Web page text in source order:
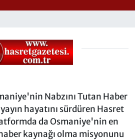
Nabzını Tutan Haber
hayatını sürdüren Hasret
da Osmaniye'nin en
kaynağı olma misyonunu